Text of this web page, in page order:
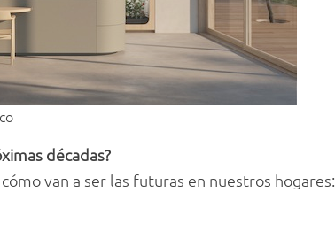
décadas?
van a ser las futuras en nuestros hogares: